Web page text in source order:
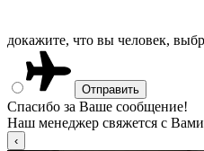
докажите, что вы человек,
Спасибо за Ваше сообщение!
Наш менеджер свяжется с